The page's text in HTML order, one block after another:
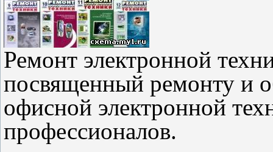
Ремонт электронной
посвященный ремонту и
офисной электронной
профессионалов.